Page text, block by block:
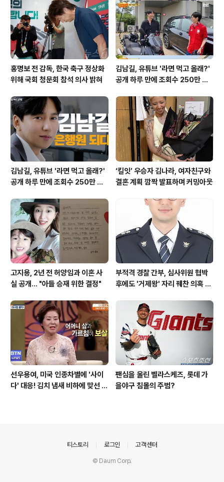
탄을 맞고 있습니다. 특히 음식업과 소매업에서 청년 사장
님들의 감소세가 두드러지는데, 1분기 소매업 청년 사장은
1년 새 1만 6천 ..
홍명보 전 감독, 한국 축구 정상화
위해 국회 청문회 참석 의사 밝혀
김남길, 유튜브 '라면 먹고 올래?'
공개 하루 만에 조회수 250만 돌
김남길, 유튜브 '라면 먹고 올래?'
공개 하루 만에 조회수 250만 돌
‘킬잇’ 우승자 김나라, 여자친구와
결혼 계획 깜짝 발표하며 커밍아웃
고지용, 2년 전 허양임과 이혼 사
실 공개… "아들 승재 위한 결정"
부적격 경찰 간부, 심사위원 협박
후에도 '거제왕' 자리 꿰찬 의혹 진
선우용여, 미국 인종차별에 '사이
다' 대응! 김치 냄새 비하에 맞선 통
팬심을 울린 벨라스케즈, 롯데 가
을야구 침몰의 주범?
티스토리 로그인 고객센터
© Daum Corp.